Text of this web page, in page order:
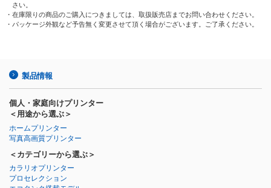
さい。
・在庫限りの商品のご購入につきましては、取扱販売店までお問い合わせください。
・パッケージ外観など予告無く変更させて頂く場合がございます。ご了承ください。
製品情報
個人・家庭向けプリンター
＜用途から選ぶ＞
ホームプリンター
写真高画質プリンター
＜カテゴリーから選ぶ＞
カラリオプリンター
プロセレクション